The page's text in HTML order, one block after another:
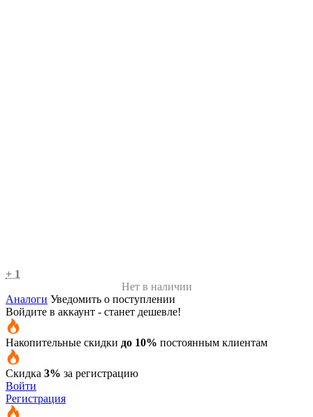
+ 1
Нет в наличии
Аналоги Уведомить о поступлении
Войдите в аккаунт - станет дешевле!
Накопительные скидки до 10% постоянным клиентам
Скидка 3% за регистрацию
Войти
Регистрация